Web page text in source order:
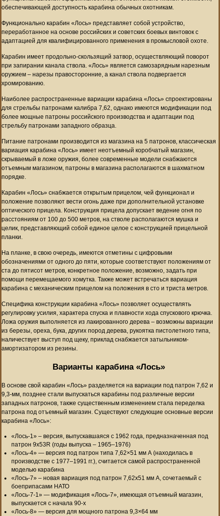
обеспечивающей доступность карабина обычных охотникам.
Функционально карабин «Лось» представляет собой устройство,
переработанное на основе российских и советских боевых винтовок с
адаптацией для квалифицированного применения в промысловой охоте.
Карабин имеет продольно-скользящий затвор, осуществляющий поворот
при запирании канала ствола. «Лось» является самозарядным нарезным
оружием – нарезы правосторонние, а канал ствола подвергается
хромированию.
Наиболее распространенные вариации карабина «Лось» спроектированы
для стрельбы патронами калибра 7,62, однако имеются модификации под
более мощные патроны российского производства и адаптации под
стрельбу патронами западного образца.
Питание патронами производится из магазина на 5 патронов, классическая
вариация карабина «Лось» имеет неотъемный коробчатый магазин,
скрываемый в ложе оружия, более современные модели снабжаются
отъемным магазином, патроны в магазина располагаются в шахматном
порядке.
Карабин «Лось» снабжается открытым прицелом, чей функционал и
положение позволяют вести огонь даже при дополнительной установке
оптического прицела. Конструкция прицела допускает ведение огня по
расстояниям от 100 до 500 метров, на стволе располагаются мушка и
целик, представляющий собой единое целое с конструкцией прицельной
планки.
На планке, в свою очередь, имеются отметины с цифровыми
обозначениями от одного до пяти, которые соответствуют положениям от
ста до пятисот метров, конкретное положение, возможно, задать при
помощи перемещаемого хомутка. Также может встречаться вариация
карабина с механическим прицелом на положения в сто и триста метров.
Специфика конструкции карабина «Лось» позволяет осуществлять
регулировку усилия, характера спуска и плавности хода спускового крючка.
Ложа оружия выполняется из лакированного дерева – возможны вариации
из березы, ореха, бука, других пород дерева, рукоятка пистолетного типа,
наличествует выступ под щеку, приклад снабжается затыльником-
амортизатором из резины.
Варианты карабина «Лось»
В основе свой карабин «Лось» разделяется на вариации под патрон 7,62 и
9,3-мм, позднее стали выпускаться карабины под различные версии
западных патронов, также существенным изменением стала переделка
патрона под отъемный магазин. Существуют следующие основные версии
карабина «Лось»:
«Лось-1» – версия, выпускавшаяся с 1962 года, предназначенная под
патрон 9х53R (годы выпуска – 1965–1976)
«Лось-4» — версия под патрон типа 7,62×51 мм А (находилась в
производстве с 1977–1991 гг.), считается самой распространенной
моделью карабина
«Лось-7» – новая вариация под патрон 7,62х51 мм А, сочетаемый с
боеприпасами НАТО
«Лось-7-1» — модификация «Лось-7», имеющая отъемный магазин,
выпускается с начала 90-х
«Лось-8» — версия для мощного патрона 9,3×64 мм